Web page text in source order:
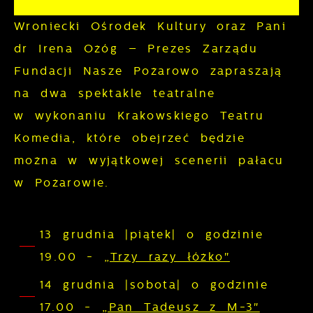
Wroniecki Ośrodek Kultury oraz Pani
dr Irena Ożóg – Prezes Zarządu
Fundacji Nasze Pożarowo zapraszają
na dwa spektakle teatralne
w wykonaniu Krakowskiego Teatru
Komedia, które obejrzeć będzie
można w wyjątkowej scenerii pałacu
w Pożarowie.
13 grudnia |piątek| o godzinie
19.00 - „Trzy razy łóżko"
14 grudnia |sobota| o godzinie
17.00 - „Pan Tadeusz z M-3"
dopasowanie jej do Twoich indywidualnych
cookies gwarantuje dostępność większej
ilości funkcji na stronie.
Analityczne
Analityczne pliki cookies pomagają nam
rozwijać się i dostosowywać do Twoich
Cookies analityczne pozwalają na
uzyskanie informacji w zakresie
wykorzystywania witryny internetowej,
miejsca oraz częstotliwości, z jaką
serwisów internetowych pod względem ich
popularności wśród użytkowników.
Zgromadzone informacje są przetwarzane
w formie zanonimizowanej. Wyrażenie
Reklamowe
aktualności na stronach naszych
partnerów.
Promocyjne pliki cookies służą do
Więcej